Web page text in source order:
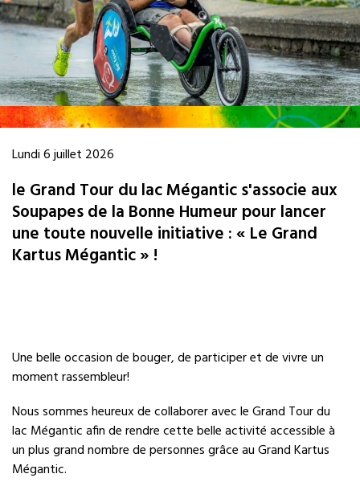
Lundi 6 juillet 2026
le Grand Tour du lac Mégantic s'associe aux
Soupapes de la Bonne Humeur pour lancer
une toute nouvelle initiative : « Le Grand
Kartus Mégantic » !
Une belle occasion de bouger, de participer et de vivre un
moment rassembleur!
Nous sommes heureux de collaborer avec le Grand Tour du
lac Mégantic afin de rendre cette belle activité accessible à
un plus grand nombre de personnes grâce au Grand Kartus
Mégantic.